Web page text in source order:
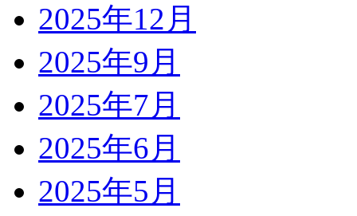
2025年12月
2025年9月
2025年7月
2025年6月
2025年5月